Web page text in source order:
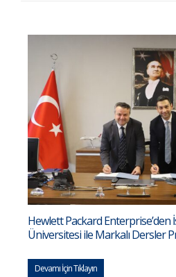
Hewlett Packard Enterprise’den
Üniversitesi ile Markalı Dersler
Devamı İçin Tıklayın